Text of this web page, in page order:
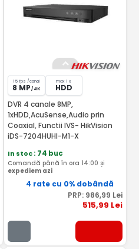
15 fps /canal
8 MP / 4K
max 1 x
HDD
DVR 4 canale 8MP,
1xHDD,AcuSense,Audio prin
Coaxial, Functii IVS- HikVision
iDS-7204HUHI-M1-X
In stoc: 74 buc
Comandă până în ora 14:00 și
expediem azi
4 rate cu 0% dobândă
PRP: 986,99 Lei
515,99 Lei